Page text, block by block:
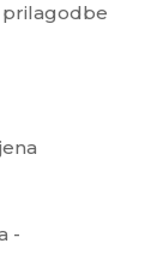
prilagodbe
-